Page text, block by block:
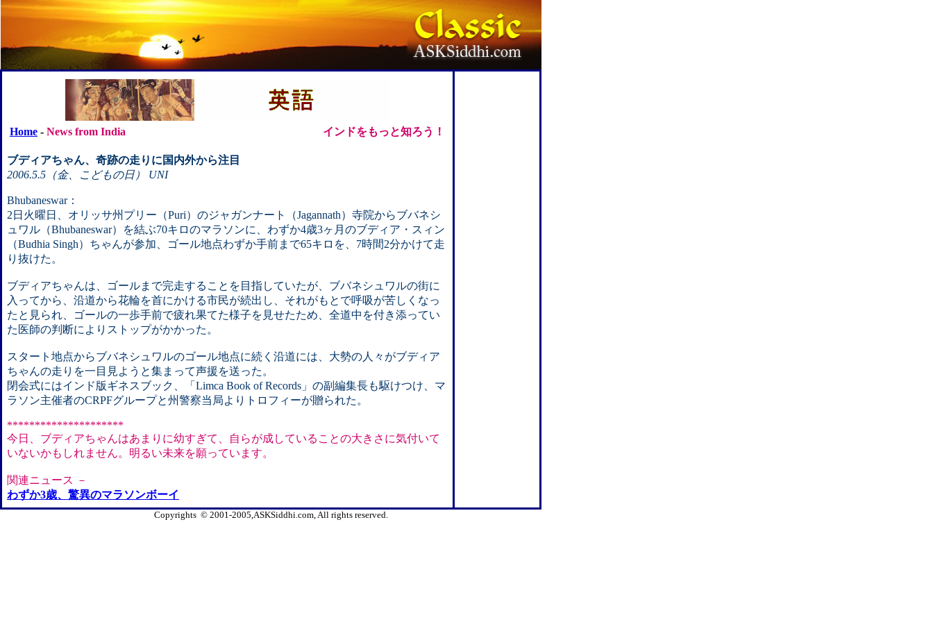
Home - News from India インドをもっと知ろう！
ブディアちゃん、奇跡の走りに国内外から注目
2006.5.5（金、こどもの日） UNI
Bhubaneswar：
2日火曜日、オリッサ州プリー（Puri）のジャガンナート（Jagannath）寺院からブバネシ
ュワル（Bhubaneswar）を結ぶ70キロのマラソンに、わずか4歳3ヶ月のブディア・スィン
（Budhia Singh）ちゃんが参加、ゴール地点わずか手前まで65キロを、7時間2分かけて走
り抜けた。
ブディアちゃんは、ゴールまで完走することを目指していたが、ブバネシュワルの街に
入ってから、沿道から花輪を首にかける市民が続出し、それがもとで呼吸が苦しくなっ
たと見られ、ゴールの一歩手前で疲れ果てた様子を見せたため、全道中を付き添ってい
た医師の判断によりストップがかかった。
スタート地点からブバネシュワルのゴール地点に続く沿道には、大勢の人々がブディア
ちゃんの走りを一目見ようと集まって声援を送った。
閉会式にはインド版ギネスブック、「Limca Book of Records」の副編集長も駆けつけ、マ
ラソン主催者のCRPFグループと州警察当局よりトロフィーが贈られた。
*********************
今日、ブディアちゃんはあまりに幼すぎて、自らが成していることの大きさに気付いて
いないかもしれません。明るい未来を願っています。
関連ニュース －
わずか3歳、驚異のマラソンボーイ
Copyrights © 2001-2005,ASKSiddhi.com, All rights reserved.